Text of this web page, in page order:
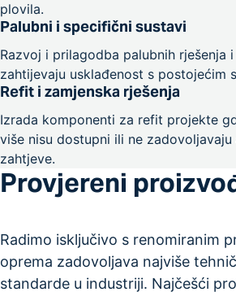
plovila.
Palubni i specifični sustavi
Razvoj i prilagodba palubnih rješenja
zahtijevaju usklađenost s postojećim
Refit i zamjenska rješenja
Izrada komponenti za refit projekte
više nisu dostupni ili ne
zahtjeve.
Provjereni
Radimo isključivo s renomiranim
oprema zadovoljava najviše
standarde u industriji. Najčešći